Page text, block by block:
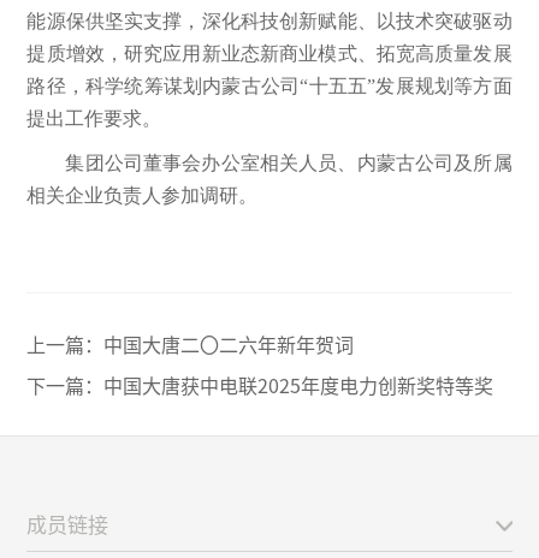
能源保供坚实支撑，深化科技创新赋能、以技术突破驱动
提质增效，研究应用新业态新商业模式、拓宽高质量发展
路径，科学统筹谋划内蒙古公司“十五五”发展规划等方面
提出工作要求。
集团公司董事会办公室相关人员、内蒙古公司及所属
相关企业负责人参加调研。
上一篇： 中国大唐二〇二六年新年贺词
下一篇： 中国大唐获中电联2025年度电力创新奖特等奖
成员链接